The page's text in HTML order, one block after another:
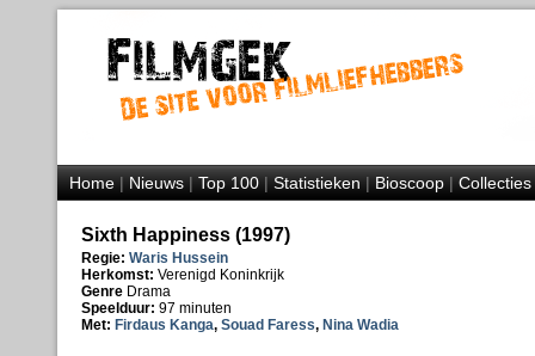
Home|Nieuws|Top 100|Statistieken|Bioscoop|Collecties
Sixth Happiness (1997)
Regie: Waris Hussein
Herkomst: Verenigd Koninkrijk
Genre Drama
Speelduur: 97 minuten
Met: Firdaus Kanga, Souad Faress, Nina Wadia